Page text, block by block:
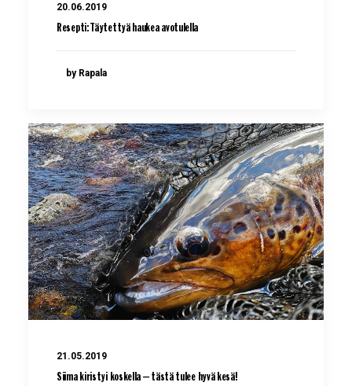
20.06.2019
Resepti: Täytettyä haukea avotulella
by Rapala
21.05.2019
Siima kiristyi koskella – tästä tulee hyvä kesä!